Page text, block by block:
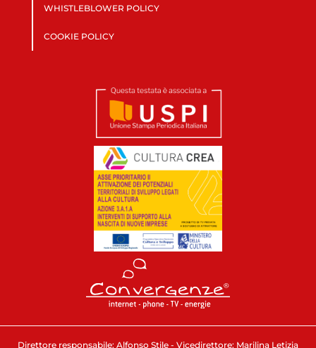
WHISTLEBLOWER POLICY
COOKIE POLICY
Direttore responsabile: Alfonso Stile - Vicedirettore: Marilina Letizia